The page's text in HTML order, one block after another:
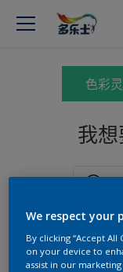
色彩
我
We respect your
By clicking “Accept
on your device to
assist in our